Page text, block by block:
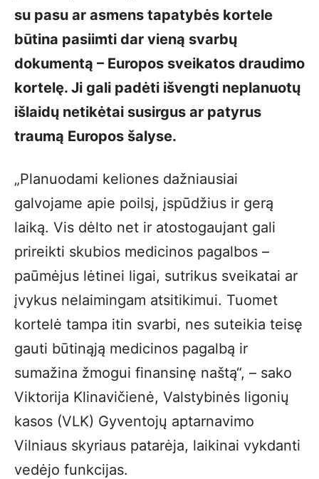
su pasu ar asmens tapatybės kortele
būtina pasiimti dar vieną svarbų
dokumentą – Europos sveikatos draudimo
kortelę. Ji gali padėti išvengti neplanuotų
išlaidų netikėtai susirgus ar patyrus
traumą Europos šalyse.
„Planuodami keliones dažniausiai
galvojame apie poilsį, įspūdžius ir gerą
laiką. Vis dėlto net ir atostogaujant gali
prireikti skubios medicinos pagalbos –
paūmėjus lėtinei ligai, sutrikus sveikatai ar
įvykus nelaimingam atsitikimui. Tuomet
kortelė tampa itin svarbi, nes suteikia teisę
gauti būtinąją medicinos pagalbą ir
sumažina žmogui finansinę naštą“, – sako
Viktorija Klinavičienė, Valstybinės ligonių
kasos (VLK) Gyventojų aptarnavimo
Vilniaus skyriaus patarėja, laikinai vykdanti
vedėjo funkcijas.